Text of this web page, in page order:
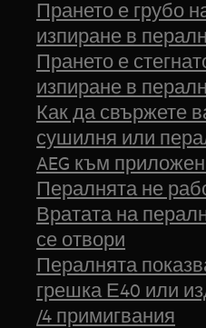
Прането е грубо
изпиране в
Прането е
изпиране в
Как да свържете
сушилня или
AEG към
Пералнята не
Вратата на
се отвори
Пералнята
грешка Е40 или
/4 примигвания